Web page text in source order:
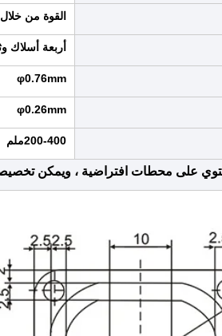
القوة من
أربعة أسلاك
φ0.76mm
φ0.26mm
200-400ملم
تحتوي على محطات افتراضية ، ويمكن